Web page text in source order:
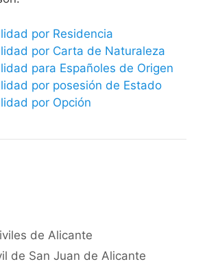
por Residencia
por Carta de Naturaleza
para Españoles de Origen
por posesión de Estado
por Opción
de Alicante
de San Juan de Alicante